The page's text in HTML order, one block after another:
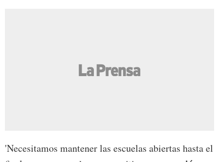
'Necesitamos mantener las escuelas abiertas hasta el